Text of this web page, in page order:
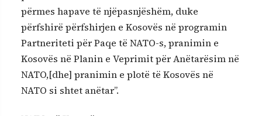
përmes hapave të njëpasnjëshëm, duke
përfshirë përfshirjen e Kosovës në programin
Partneriteti për Paqe të NATO-s, pranimin e
Kosovës në Planin e Veprimit për Anëtarësim në
NATO,[dhe] pranimin e plotë të Kosovës në
NATO si shtet anëtar”.